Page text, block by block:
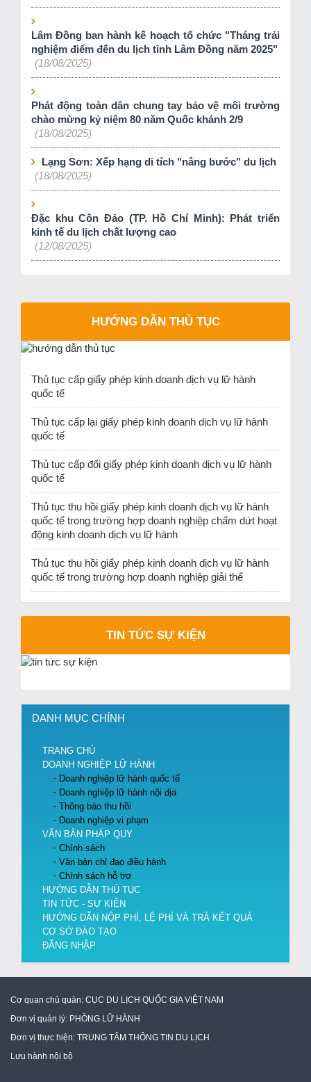
Lâm Đồng ban hành kế hoạch tổ chức "Tháng trải
nghiệm điểm đến du lịch tỉnh Lâm Đồng năm 2025"
(18/08/2025)
Phát động toàn dân chung tay bảo vệ môi trường
chào mừng kỷ niệm 80 năm Quốc khánh 2/9
(18/08/2025)
Lạng Sơn: Xếp hạng di tích "nâng bước" du lịch
(18/08/2025)
Đặc khu Côn Đảo (TP. Hồ Chí Minh): Phát triển
kinh tế du lịch chất lượng cao
(12/08/2025)
HƯỚNG DẪN THỦ TỤC
Thủ tục cấp giấy phép kinh doanh dịch vụ lữ hành
quốc tế
Thủ tục cấp lại giấy phép kinh doanh dịch vụ lữ hành
quốc tế
Thủ tục cấp đổi giấy phép kinh doanh dịch vụ lữ hành
quốc tế
Thủ tục thu hồi giấy phép kinh doanh dịch vụ lữ hành
quốc tế trong trường hợp doanh nghiệp chấm dứt hoạt
động kinh doanh dịch vụ lữ hành
Thủ tục thu hồi giấy phép kinh doanh dịch vụ lữ hành
quốc tế trong trường hợp doanh nghiệp giải thể
TIN TỨC SỰ KIỆN
DANH MỤC CHÍNH
TRANG CHỦ
DOANH NGHIỆP LỮ HÀNH
Doanh nghiệp lữ hành quốc tế
Doanh nghiệp lữ hành nội địa
Thông báo thu hồi
Doanh nghiệp vi phạm
VĂN BẢN PHÁP QUY
Chính sách
Văn bản chỉ đạo điều hành
Chính sách hỗ trợ
HƯỚNG DẪN THỦ TỤC
TIN TỨC - SỰ KIỆN
HƯỚNG DẪN NỘP PHÍ, LỆ PHÍ VÀ TRẢ KẾT QUẢ
CƠ SỞ ĐÀO TẠO
ĐĂNG NHẬP
Cơ quan chủ quản: CỤC DU LỊCH QUỐC GIA VIỆT NAM
Đơn vị quản lý: PHÒNG LỮ HÀNH
Đơn vị thực hiện: TRUNG TÂM THÔNG TIN DU LỊCH
Lưu hành nội bộ